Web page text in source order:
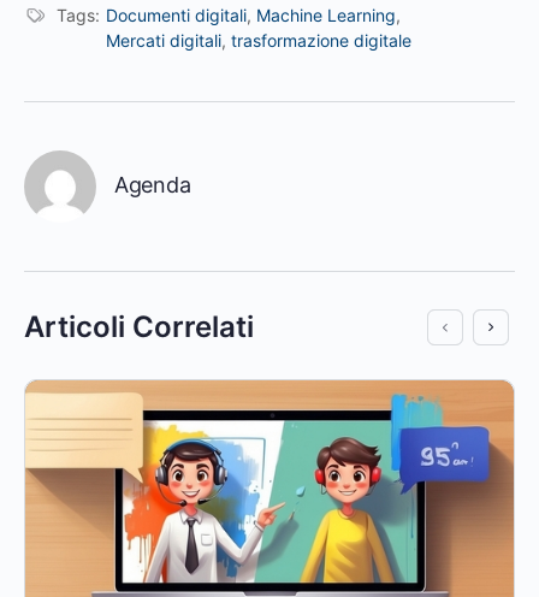
Tags: Documenti digitali, Machine Learning,
Mercati digitali, trasformazione digitale
Agenda
Articoli Correlati